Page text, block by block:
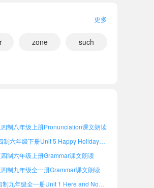
更多
zone such
制八年级上册Pronunciation课文朗读
鲁教版五四制六年级下册Unit 5 Happy Holiday课文朗读
制六年级上册Grammar课文朗读
制九年级全一册Grammar课文朗读
鲁教版五四制九年级全一册Unit 1 Here and Now课文朗读